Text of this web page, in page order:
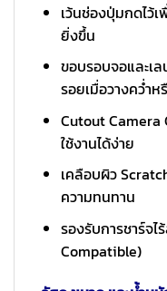
เว้นช่องปุ่มกดไว้
ยิ่งขึ้น
ขอบรอบจอและเ
รอยเมื่อวางคว่ำห
Cutout Camera
ใช้งานได้ง่าย
เคลือบผิว
ความทนทาน
รองรับการชาร์จ
Compatible)